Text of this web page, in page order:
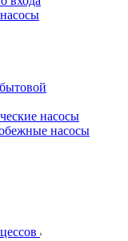
насосы
насосы